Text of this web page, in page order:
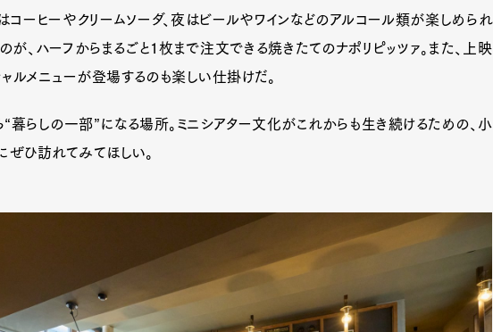
コーヒーやクリームソーダ、夜はビールやワインなどのアルコール類が楽しめられ
が、ハーフからまるごと1枚まで注文できる焼きたてのナポリピッツァ。また、上映
ルメニューが登場するのも楽しい仕掛けだ。
暮らしの一部”になる場所。ミニシアター文化がこれからも生き続けるための、小
ぜひ訪れてみてほしい。